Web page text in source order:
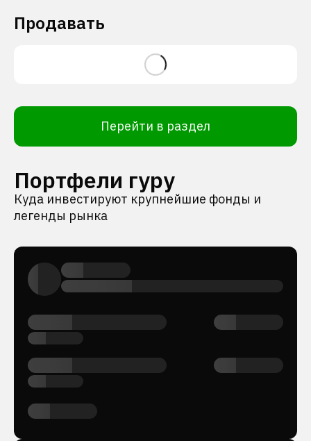
Продавать
Перейти в раздел
Портфели гуру
Куда инвестируют крупнейшие фонды и
легенды рынка